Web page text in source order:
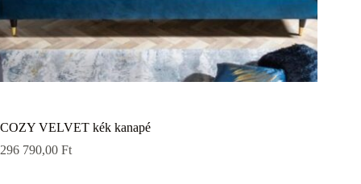
COZY VELVET kék kanapé
296 790,00 Ft